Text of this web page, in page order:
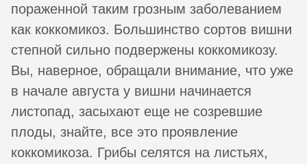
пораженной таким грозным заболеванием
как коккомикоз. Большинство сортов вишни
степной сильно подвержены коккомикозу.
Вы, наверное, обращали внимание, что уже
в начале августа у вишни начинается
листопад, засыхают еще не созревшие
плоды, знайте, все это проявление
коккомикоза. Грибы селятся на листьях,